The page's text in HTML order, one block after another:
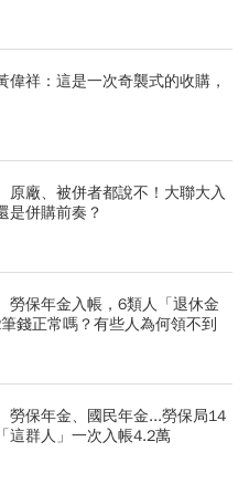
偉祥：這是一次奇襲式的收購，
原廠、被併者都說不！大聯大入
是併購前奏？
勞保年金入帳，6類人「退休金
錢正常嗎？有些人為何領不到
勞保年金、國民年金...勞保局14
這群人」一次入帳4.2萬